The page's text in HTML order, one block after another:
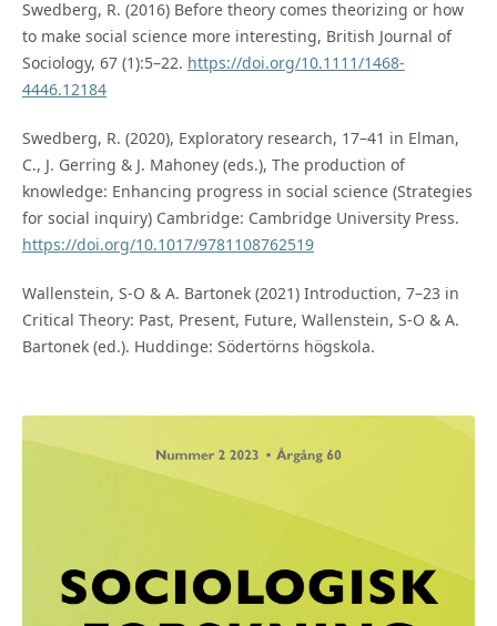
Swedberg, R. (2016) Before theory comes theorizing or how
to make social science more interesting, British Journal of
Sociology, 67 (1):5–22. https://doi.org/10.1111/1468-
4446.12184
Swedberg, R. (2020), Exploratory research, 17–41 in Elman,
C., J. Gerring & J. Mahoney (eds.), The production of
knowledge: Enhancing progress in social science (Strategies
for social inquiry) Cambridge: Cambridge University Press.
https://doi.org/10.1017/9781108762519
Wallenstein, S-O & A. Bartonek (2021) Introduction, 7–23 in
Critical Theory: Past, Present, Future, Wallenstein, S-O & A.
Bartonek (ed.). Huddinge: Södertörns högskola.